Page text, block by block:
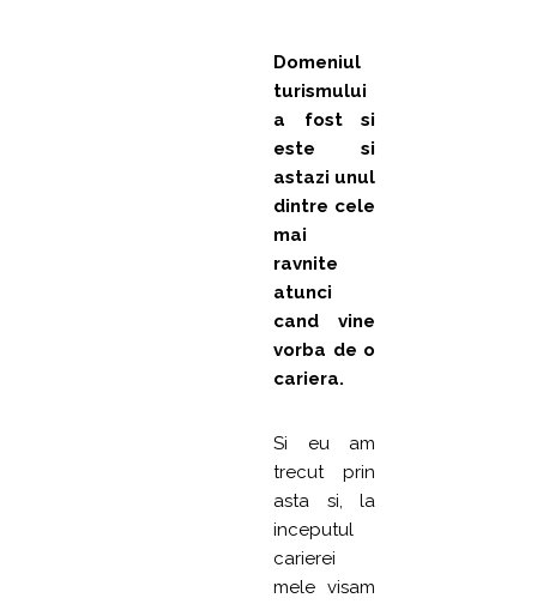
Domeniul
turismului
a fost si
este si
astazi unul
dintre cele
mai
ravnite
atunci
cand vine
vorba de o
cariera.
Si eu am
trecut prin
asta si, la
inceputul
carierei
mele visam